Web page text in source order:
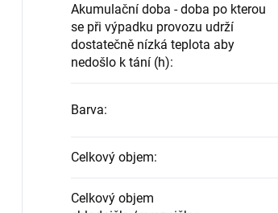
Akumulační doba - doba po kterou
se při výpadku provozu udrží
dostatečně nízká teplota aby
nedošlo k tání (h):
Barva:
Celkový objem:
Celkový objem